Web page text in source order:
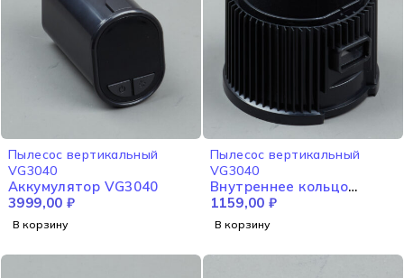
Пылесос вертикальный
VG3040
Аккумулятор VG3040
3999,00 ₽
В корзину
Пылесос вертикальный
VG3040
Внутреннее кольцо
VG3040
1159,00 ₽
В корзину